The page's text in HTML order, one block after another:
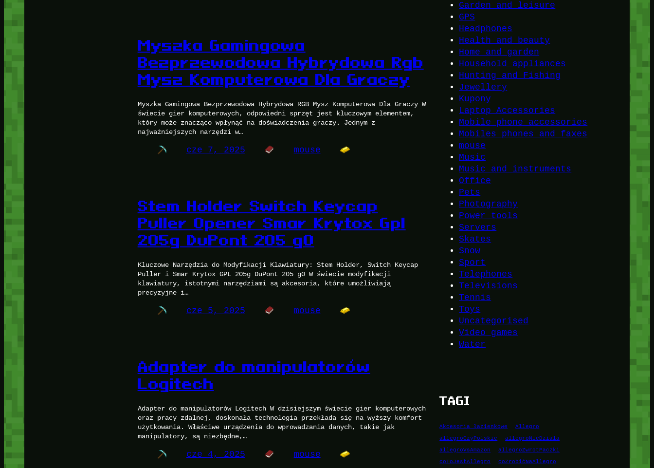
Myszka Gamingowa
Bezprzewodowa Hybrydowa Rgb
Mysz Komputerowa Dla Graczy
Myszka Gamingowa Bezprzewodowa Hybrydowa RGB Mysz Komputerowa Dla Graczy W
świecie gier komputerowych, odpowiedni sprzęt jest kluczowym elementem,
który może znacząco wpłynąć na doświadczenia graczy. Jednym z
najważniejszych narzędzi w…
cze 7, 2025 mouse
Stem Holder Switch Keycap
Puller Opener Smar Krytox Gpl
205g DuPont 205 g0
Kluczowe Narzędzia do Modyfikacji Klawiatury: Stem Holder, Switch Keycap
Puller i Smar Krytox GPL 205g DuPont 205 g0 W świecie modyfikacji
klawiatury, istotnymi narzędziami są akcesoria, które umożliwiają
precyzyjne i…
cze 5, 2025 mouse
Adapter do manipulatorów
Logitech
Adapter do manipulatorów Logitech W dzisiejszym świecie gier komputerowych
oraz pracy zdalnej, doskonała technologia przekłada się na wyższy komfort
użytkowania. Właściwe urządzenia do wprowadzania danych, takie jak
manipulatory, są niezbędne,…
cze 4, 2025 mouse
Garden and leisure
GPS
Headphones
Health and beauty
Home and garden
Household appliances
Hunting and Fishing
Jewellery
Kupony
Laptop Accessories
Mobile phone accessories
Mobiles phones and faxes
mouse
Music
Music and instruments
Office
Pets
Photography
Power tools
Servers
Skates
Snow
Sport
Telephones
Televisions
Tennis
Toys
Uncategorised
Video games
Water
TAGI
Akcesoria łazienkowe
Allegro
allegroCzyPolskie
allegroNieDziala
allegroVsAmazon
allegroZwrotPaczki
coToJestAllegro
coZrobićNaAllegro